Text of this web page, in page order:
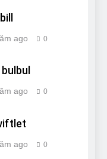
ago 0
ago 0
ago 0